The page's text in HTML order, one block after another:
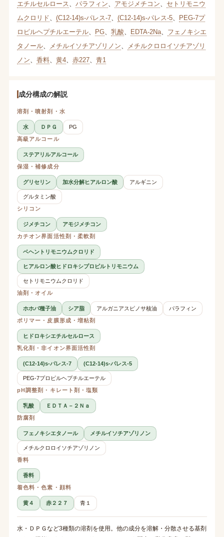
エチルセルロース
パラフィン アモジメチコン
セトリモニウ
ムクロリド
(C12-14)s-パレス-7、 (C12-14)s-パレス-5、 PEG-7プ
ロピルヘプチルエーテル、 PG、 乳酸 EDTA-2Na、 フェノキシエ
タノール、 メチルイソチアゾリノン
メチルクロロイソチアゾリ
ノン
香料、 黄4、 赤227、 青1
成分構成の解説
溶剤・噴射剤・水
水 ＤＰＧ
PG
高級アルコール
ステアリルアルコール
保湿・補修成分
グリセリン 加水分解ヒアルロン酸 アルギニン
グルタミン酸
シリコン
ジメチコン
アモジメチコン
カチオン界面活性剤・柔軟剤
ベヘントリモニウムクロリド
ヒアルロン酸ヒドロキシプロピルトリモニウム
セトリモニウムクロリド
油剤・オイル
ホホバ種子油 シア脂 アルガニアスピノサ核油
パラフィン
ポリマー・皮膜形成・増粘剤
ヒドロキシエチルセルロース
乳化剤・非イオン界面活性剤
(C12-14)s-パレス-7 (C12-14)s-パレス-5
PEG-7プロピルヘプチルエーテル
pH調整剤・キレート剤・塩類
乳酸
ＥＤＴＡ－２Ｎａ
防腐剤
フェノキシエタノール メチルイソチアゾリノン
メチルクロロイソチアゾリノン
香料
香料
着色料・色素・顔料
黄４ 赤２２７ 青１
水・ＤＰＧなど3種類の溶剤を使用。他の成分を溶解・分散させる基剤